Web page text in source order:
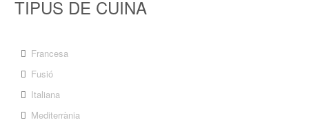
TIPUS DE CUINA
Francesa
Fusió
Italiana
Mediterrània